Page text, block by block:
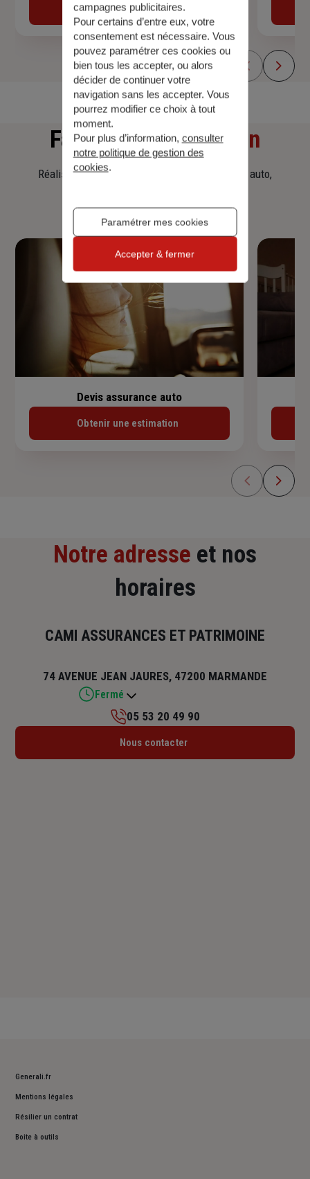
Découvrir
Faitesune simulation
Réalisez une simulation tarifaire d'assurance, auto,
Devis assurance auto
Obtenir une estimation
Notre adresse et nos
horaires
CAMI ASSURANCES ET PATRIMOINE
74 AVENUE JEAN JAURES, 47200 MARMANDE
Fermé
Lundi : 09h – 13h
05 53 20 49 90
Nous contacter
Generali.fr
Mentions légales
Résilier un contrat
Boite à outils
campagnes publicitaires.
Pour certains d’entre eux, votre
consentement est nécessaire. Vous
pouvez paramétrer ces cookies ou
bien tous les accepter, ou alors
décider de continuer votre
navigation sans les accepter. Vous
pourrez modifier ce choix à tout
moment.
Pour plus d’information, consulter
notre politique de gestion des
cookies.
Paramétrer mes cookies
Accepter & fermer